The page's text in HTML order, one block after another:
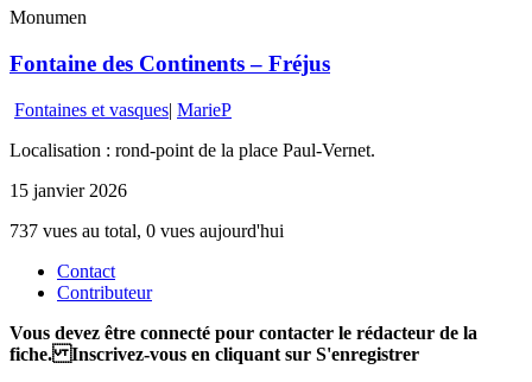
Monumen
Fontaine des Continents – Fréjus
Fontaines et vasques| MarieP
Localisation : rond-point de la place Paul-Vernet.
15 janvier 2026
737 vues au total, 0 vues aujourd'hui
Contact
Contributeur
Vous devez être connecté pour contacter le rédacteur de la
fiche. Inscrivez-vous en cliquant sur S'enregistrer